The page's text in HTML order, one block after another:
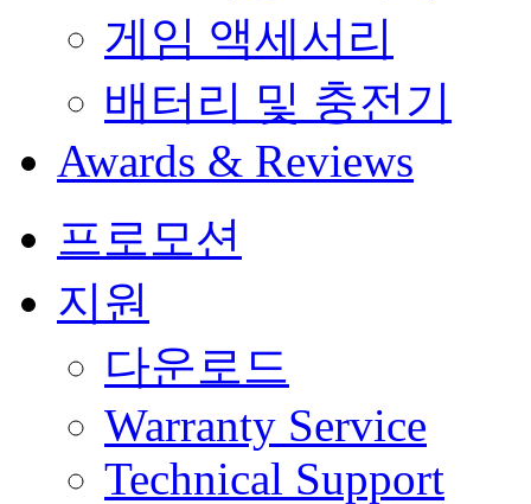
게임 액세서리
배터리 및 충전기
Awards & Reviews
프로모션
지원
다운로드
Warranty Service
Technical Support